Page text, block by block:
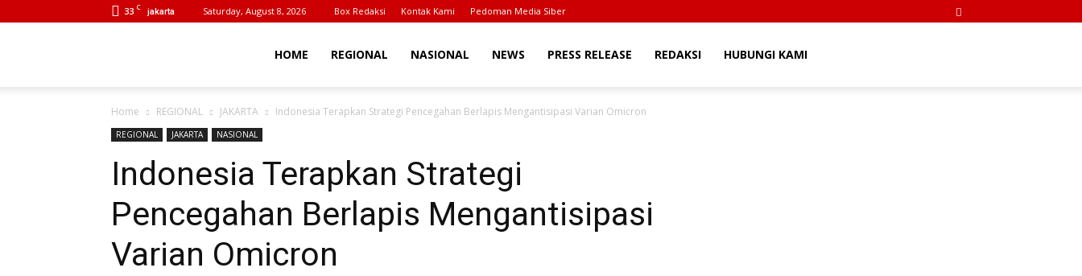
33 C jakarta Saturday, August 8, 2026 Box Redaksi Kontak Kami Pedoman Media Siber
HOME REGIONAL NASIONAL NEWS PRESS RELEASE REDAKSI HUBUNGI KAMI
Home REGIONAL JAKARTA Indonesia Terapkan Strategi Pencegahan Berlapis Mengantisipasi Varian Omicron
REGIONAL JAKARTA NASIONAL
Indonesia Terapkan Strategi
Pencegahan Berlapis Mengantisipasi
Varian Omicron